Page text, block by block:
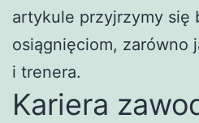
artykule przyjrzymy się
osiągnięciom, zarówno
i trenera.
Kariera